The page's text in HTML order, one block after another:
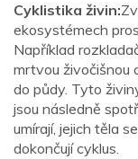
Cyklistika živin:
ekosystémech
Například
mrtvou živočišnou
do půdy. Tyto
jsou následně
umírají, jejich těla
dokončují cyklus.